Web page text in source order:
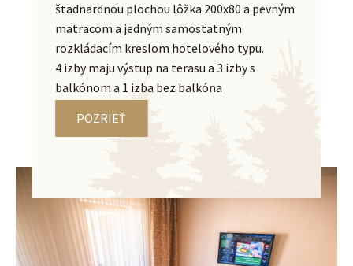
štadnardnou plochou lôžka 200x80 a pevným
matracom a jedným samostatným
rozkládacím kreslom hotelového typu.
4 izby maju výstup na terasu a 3 izby s
balkónom a 1 izba bez balkóna
POZRIEŤ